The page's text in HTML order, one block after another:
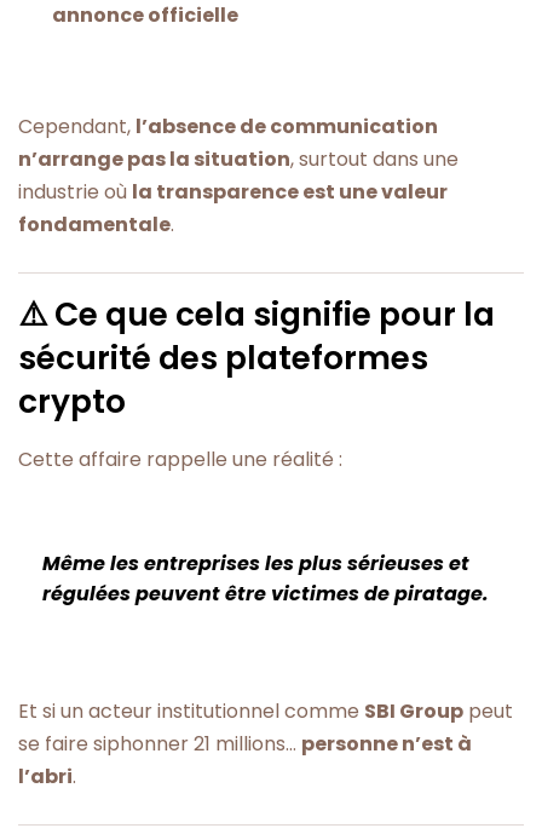
annonce officielle
Cependant, l’absence de communication
n’arrange pas la situation, surtout dans une
industrie où la transparence est une valeur
fondamentale.
⚠️ Ce que cela signifie pour la
sécurité des plateformes
crypto
Cette affaire rappelle une réalité :
Même les entreprises les plus sérieuses et
régulées peuvent être victimes de piratage.
Et si un acteur institutionnel comme SBI Group peut
se faire siphonner 21 millions… personne n’est à
l’abri.